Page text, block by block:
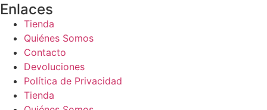
Enlaces
Tienda
Quiénes Somos
Contacto
Devoluciones
Política de Privacidad
Tienda